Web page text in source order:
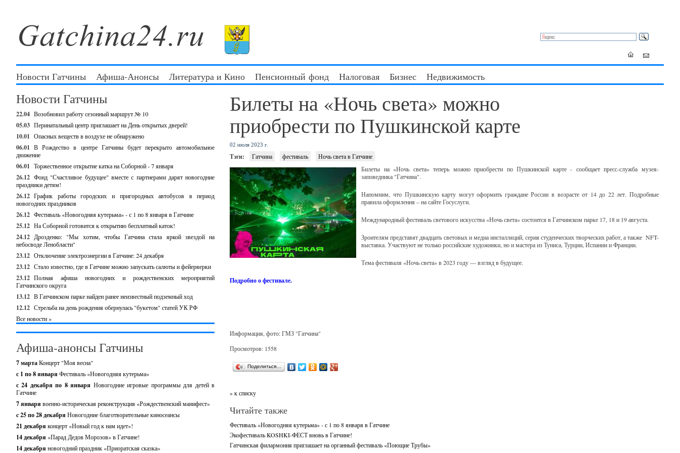
Новости Гатчины Афиша-Анонсы Литература и Кино Пенсионный фонд Налоговая Бизнес Недвижимость
Новости Гатчины
22.04 Возобновил работу сезонный маршрут № 10
05.03 Перинатальный центр приглашает на День открытых дверей!
10.01 Опасных веществ в воздухе не обнаружено
06.01 В Рождество в центре Гатчины будет перекрыто автомобильное
движение
06.01 Торжественное открытие катка на Соборной - 7 января
26.12 Фонд "Счастливое будущее" вместе с партнерами дарят новогодние
праздники детям!
26.12 График работы городских и пригородных автобусов в период
новогодних праздников
26.12 Фестиваль «Новогодняя кутерьма» - с 1 по 8 января в Гатчине
25.12 На Соборной готовится к открытию бесплатный каток!
24.12 Дрозденко: "Мы хотим, чтобы Гатчина стала яркой звездой на
небосводе Ленобласти"
23.12 Отключение электроэнергии в Гатчине: 24 декабря
23.12 Стало известно, где в Гатчине можно запускать салюты и фейерверки
23.12 Полная афиша новогодних и рождественских мероприятий
Гатчинского округа
13.12 В Гатчинском парке найден ранее неизвестный подземный ход
12.12 Стрельба на день рождения обернулась "букетом" статей УК РФ
Все новости »
Афиша-анонсы Гатчины
7 мартаКонцерт "Моя весна"
с 1 по 8 января Фестиваль «Новогодняя кутерьма»
с 24 декабря по 8 января Новогодние игровые программы для детей в
Гатчине
7 января военно-историческая реконструкция «Рождественский манифест»
c 25 по 28 декабря Новогодние благотворительные киносеансы
21 декабря концерт «Новый год к нам идет»!
14 декабря «Парад Дедов Морозов» в Гатчине!
14 декабря новогодний праздник «Приоратская сказка»
Билеты на «Ночь света» можно
приобрести по Пушкинской карте
02 июля 2023 г.
Тэги: Гатчина фестиваль
Ночь света в Гатчине
Билеты на «Ночь света» теперь можно приобрести по Пушкинской карте - сообщает пресс-служба музея-
заповедника "Гатчина".
Напомним, что Пушкинскую карту могут оформить граждане России в возрасте от 14 до 22 лет. Подробные
правила оформления – на сайте Госуслуги.
Международный фестиваль светового искусства «Ночь света» состоится в Гатчинском парке 17, 18 и 19 августа.
Зроителям представят двадцать световых и медиа инсталляций, серия студенческих творческих работ, а также NFT-
выставка. Участвуют не только российские художники, но и мастера из Туниса, Турции, Испании и Франции.
Тема фестиваля «Ночь света» в 2023 году — взгляд в будущее.
Подробно о фестивале.
Информация, фото: ГМЗ "Гатчина"
Просмотров: 1558
Поделиться…
» к списку
Читайте также
Фестиваль «Новогодняя кутерьма» - с 1 по 8 января в Гатчине
Экофестиваль KOSHKI-ФЕСТ вновь в Гатчине!
Гатчинская филармония приглашает на органный фестиваль «Поющие Трубы»